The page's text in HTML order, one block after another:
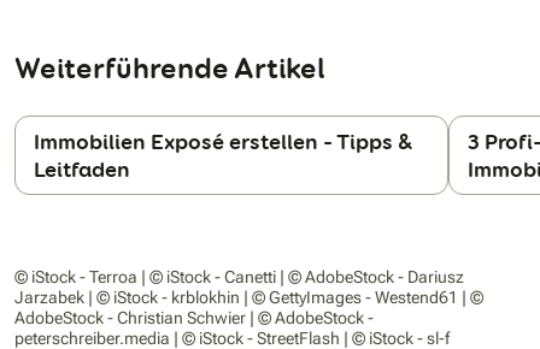
Weiterführende Artikel
Immobilien Exposé erstellen – Tipps &
Leitfaden
3
© iStock - Terroa | © iStock - Canetti | © AdobeStock - Dariusz
Jarzabek | © iStock - krblokhin | © GettyImages - Westend61 | ©
AdobeStock - Christian Schwier | © AdobeStock -
peterschreiber.media | © iStock - StreetFlash | © iStock - sl-f